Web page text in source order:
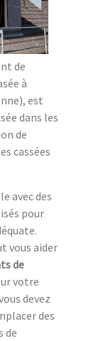
de
à
est
dans les
de
cassées
avec des
pour
vous aider
de
votre
devez
des
de